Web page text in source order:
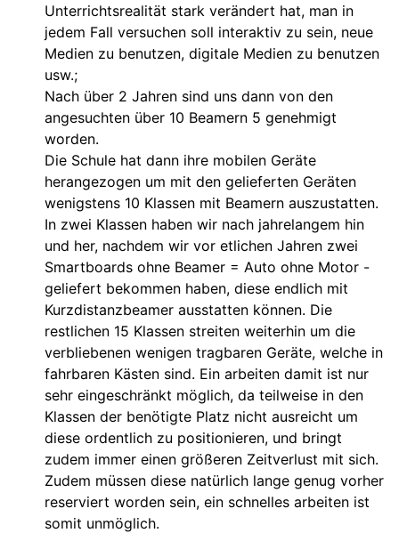
Unterrichtsrealität stark verändert hat, man in
jedem Fall versuchen soll interaktiv zu sein, neue
Medien zu benutzen, digitale Medien zu benutzen
usw.;
Nach über 2 Jahren sind uns dann von den
angesuchten über 10 Beamern 5 genehmigt
worden.
Die Schule hat dann ihre mobilen Geräte
herangezogen um mit den gelieferten Geräten
wenigstens 10 Klassen mit Beamern auszustatten.
In zwei Klassen haben wir nach jahrelangem hin
und her, nachdem wir vor etlichen Jahren zwei
Smartboards ohne Beamer = Auto ohne Motor -
geliefert bekommen haben, diese endlich mit
Kurzdistanzbeamer ausstatten können. Die
restlichen 15 Klassen streiten weiterhin um die
verbliebenen wenigen tragbaren Geräte, welche in
fahrbaren Kästen sind. Ein arbeiten damit ist nur
sehr eingeschränkt möglich, da teilweise in den
Klassen der benötigte Platz nicht ausreicht um
diese ordentlich zu positionieren, und bringt
zudem immer einen größeren Zeitverlust mit sich.
Zudem müssen diese natürlich lange genug vorher
reserviert worden sein, ein schnelles arbeiten ist
somit unmöglich.